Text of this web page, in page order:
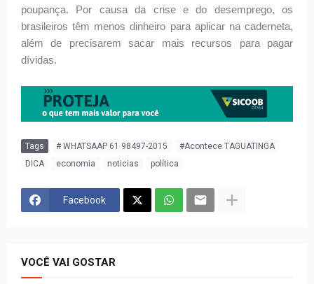
poupança. Por causa da crise e do desemprego, os
brasileiros têm menos dinheiro para aplicar na caderneta,
além de precisarem sacar mais recursos para pagar
dívidas.
Tags # WHATSAAP 61 98497-2015
#Acontece TAGUATINGA
DICA
economia noticias política
Facebook
VOCÊ VAI GOSTAR